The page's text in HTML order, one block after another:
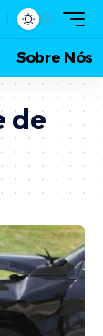
Sobre Nós
de